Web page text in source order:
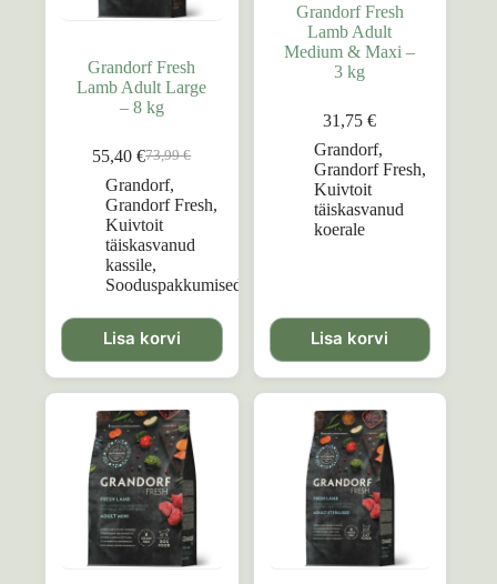
Grandorf Fresh
Lamb Adult Large
– 8 kg
73,99€
Algne
hind
oli:
73,99 €.
55,40€Praegune
hind
on:
55,40 €.
Grandorf,
Grandorf Fresh,
Kuivtoit
täiskasvanud
kassile,
Sooduspakkumised
Lisa korvi
Grandorf Fresh
Lamb Adult
Medium & Maxi –
3 kg
31,75€
Grandorf,
Grandorf Fresh,
Kuivtoit
täiskasvanud
koerale
Lisa korvi